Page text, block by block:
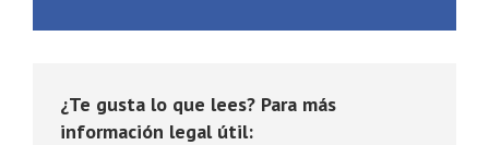
¿Te gusta lo que lees? Para más
información legal útil: